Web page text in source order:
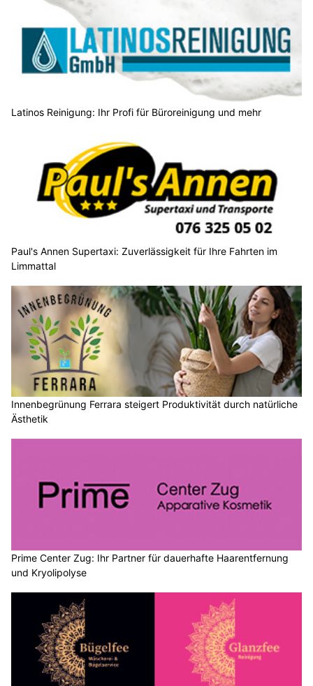
Latinos Reinigung: Ihr Profi für Büroreinigung und mehr
Paul's Annen Supertaxi: Zuverlässigkeit für Ihre Fahrten im
Limmattal
Innenbegrünung Ferrara steigert Produktivität durch natürliche
Ästhetik
Prime Center Zug: Ihr Partner für dauerhafte Haarentfernung
und Kryolipolyse